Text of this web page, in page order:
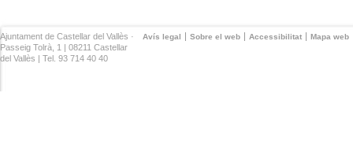
Avís legal Sobre el web Accessibilitat Mapa web
Ajuntament de Castellar del Vallès ·
Passeig Tolrà, 1 | 08211 Castellar
del Vallès | Tel. 93 714 40 40